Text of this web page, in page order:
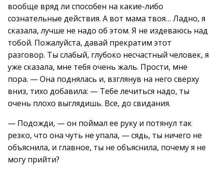
вообще вряд ли способен на какие-либо
сознательные действия. А вот мама твоя… Ладно, я
сказала, лучше не надо об этом. Я не издеваюсь над
тобой. Пожалуйста, давай прекратим этот
разговор. Ты слабый, глубоко несчастный человек, я
уже сказала, мне тебя очень жаль. Прости, мне
пора. — Она поднялась и, взглянув на него сверху
вниз, тихо добавила: — Тебе лечиться надо, ты
очень плохо выглядишь. Все, до свидания.
— Подожди, — он поймал ее руку и потянул так
резко, что она чуть не упала, — сядь, ты ничего не
объяснила, и главное, ты не объяснила, почему я не
могу прийти?